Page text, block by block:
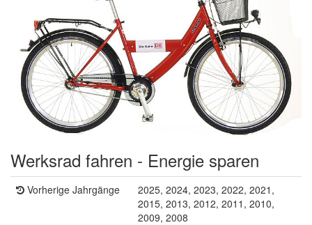
Werksrad fahren - Energie sparen
Vorherige Jahrgänge
2025, 2024, 2023, 2022, 2021,
2015, 2013, 2012, 2011, 2010,
2009, 2008